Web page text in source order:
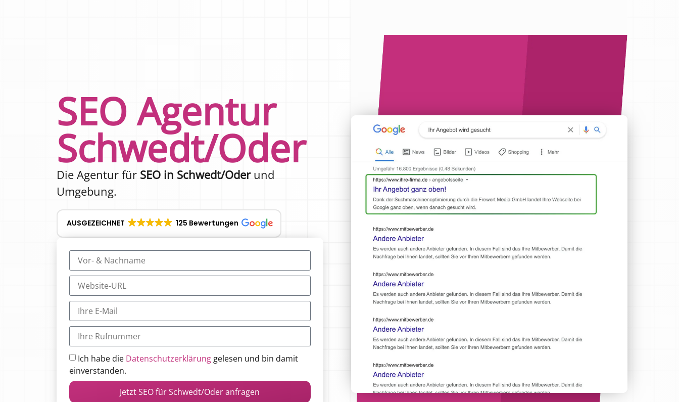
SEO Agentur
Schwedt/Oder
Die Agentur für SEO in Schwedt/Oderund
Umgebung.
AUSGEZEICHNET 125 Bewertungen
Ich habe die Datenschutzerklärung gelesen und bin damit
einverstanden.
Jetzt SEO für Schwedt/Oder anfragen